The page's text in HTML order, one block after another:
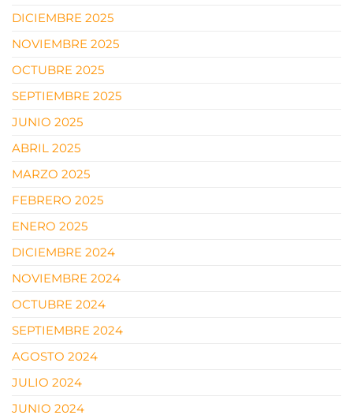
DICIEMBRE 2025
NOVIEMBRE 2025
OCTUBRE 2025
SEPTIEMBRE 2025
JUNIO 2025
ABRIL 2025
MARZO 2025
FEBRERO 2025
ENERO 2025
DICIEMBRE 2024
NOVIEMBRE 2024
OCTUBRE 2024
SEPTIEMBRE 2024
AGOSTO 2024
JULIO 2024
JUNIO 2024